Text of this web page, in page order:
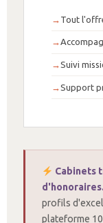
Tout
Suivi
Support
Cabinets
d'honoraires.
profils
plateforme